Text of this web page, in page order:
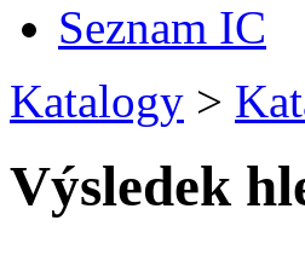
Seznam IC
Katalogy >
Výsledek